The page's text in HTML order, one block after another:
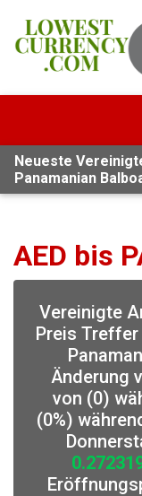
Neueste
Panamanian
AED bis
Vereinigte
Preis Treffer
Änderung
von (0)
(0%)